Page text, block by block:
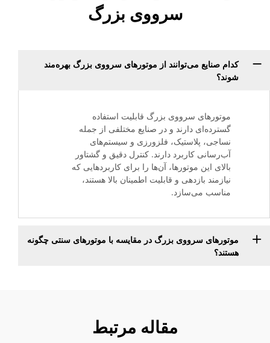
سرووی بزرگ
کدام صنایع می‌توانند از موتورهای سرووی بزرگ بهره‌مند
شوند؟
موتورهای سرووی بزرگ قابلیت استفاده
گسترده‌ای دارند و در صنایع مختلفی از جمله
نساجی، پلاستیک، فلزورزی و سیستم‌های
آب‌رسانی کاربرد دارند. کنترل دقیق و گشتاور
بالای این موتورها، آن‌ها را برای کاربردهایی که
نیازمند بازدهی و قابلیت اطمینان بالا هستند،
مناسب می‌سازد.
موتورهای سرووی بزرگ در مقایسه با موتورهای سنتی چگونه
هستند؟
مقاله مرتبط